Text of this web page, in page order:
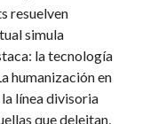
resuelven
simula
la tecnología
humanización en
línea divisoria
que deleitan,